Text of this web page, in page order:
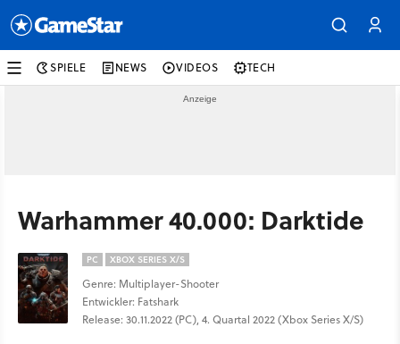
SPIELE NEWS VIDEOS TECH
Warhammer 40.000: Darktide
PC XBOX SERIES X/S
Genre: Multiplayer-Shooter
Entwickler: Fatshark
Release: 30.11.2022 (PC), 4. Quartal 2022 (Xbox Series X/S)